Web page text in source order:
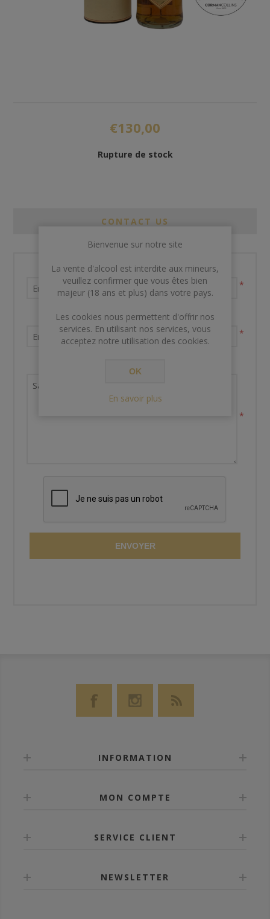
€130,00
Rupture de stock
CONTACT US
Nom et prénom
*
Votre adresse email
*
*
ENVOYER
INFORMATION
MON COMPTE
SERVICE CLIENT
NEWSLETTER
Bienvenue sur notre site
La vente d'alcool est interdite aux mineurs,
veuillez confirmer que vous êtes bien
majeur (18 ans et plus) dans votre pays.
Les cookies nous permettent d'offrir nos
services. En utilisant nos services, vous
acceptez notre utilisation des cookies.
OK
En savoir plus